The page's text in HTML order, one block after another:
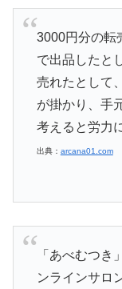
3000円分の転
で出品したと
売れたとして
が掛かり、手
考えると労力
出典： arcana01.com
「あべむつき
ンラインサロ